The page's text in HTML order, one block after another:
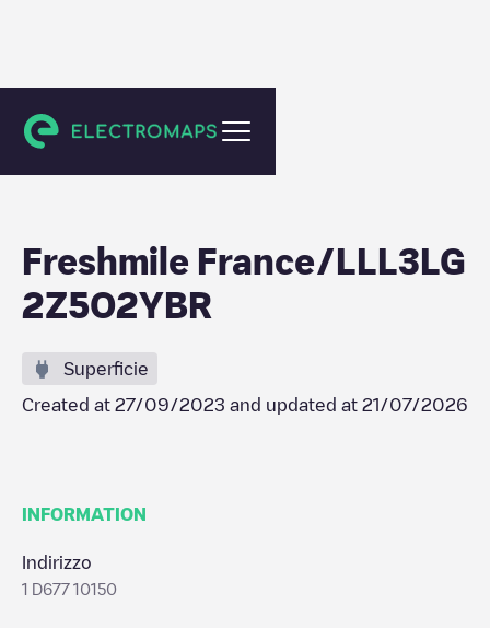
Lavau
Freshmile France/LLL3LG
2Z5O2YBR
Superficie
Created at 27/09/2023 and updated at 21/07/2026
INFORMATION
Indirizzo
1 D677 10150